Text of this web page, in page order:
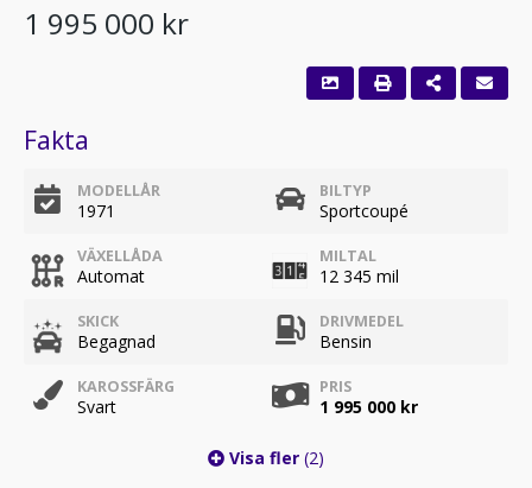
1 995 000 kr
Fakta
MODELLÅR
1971
BILTYP
Sportcoupé
VÄXELLÅDA
Automat
MILTAL
12 345 mil
SKICK
Begagnad
DRIVMEDEL
Bensin
KAROSSFÄRG
Svart
PRIS
1 995 000 kr
Visa fler (2)